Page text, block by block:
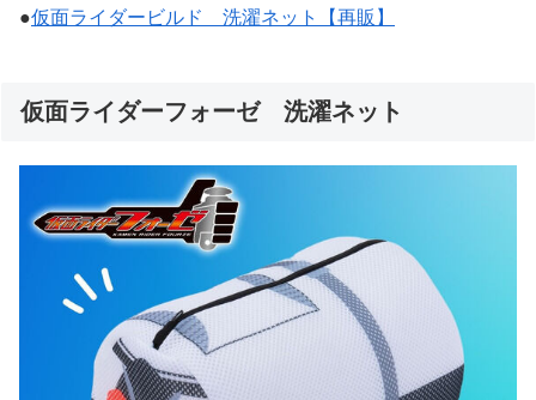
●仮面ライダービルド 洗濯ネット【再販】
仮面ライダーフォーゼ 洗濯ネット